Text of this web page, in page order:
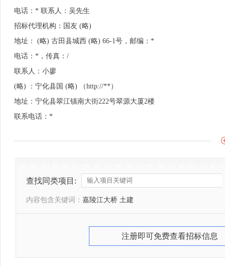
电话：* 联系人：吴先生
招标代理机构：国友 (略)
地址： (略) 古田县城西 (略) 66-1号，邮编：*
电话：*，传真：/
联系人：小廖
(略) ：宁化县国 (略) （http://**）
地址：宁化县翠江镇南大街222号翠源大厦2楼
联系电话：*
查找同类项目:
内容包含关键词： 嘉陵江大桥 土建
注册即可免费查看招标信息